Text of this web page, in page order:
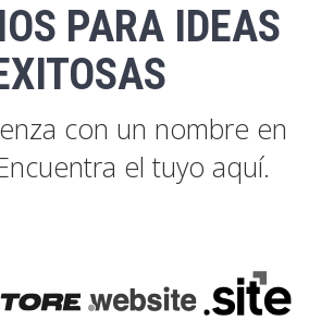
PARA IDEAS
con un nombre en
el tuyo aquí.